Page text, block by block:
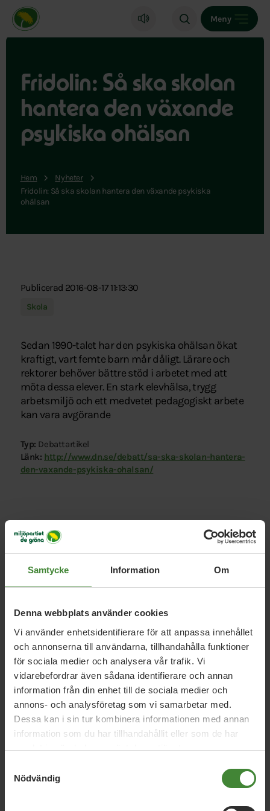
Samtycke Information Om
Denna webbplats använder cookies
Vi använder enhetsidentifierare för att anpassa innehållet
och annonserna till användarna, tillhandahålla funktioner
för sociala medier och analysera vår trafik. Vi
vidarebefordrar även sådana identifierare och annan
information från din enhet till de sociala medier och
annons- och analysföretag som vi samarbetar med.
Dessa kan i sin tur kombinera informationen med annan
information som du har tillhandahållit eller som de har
samlat in när du har använt deras tjänster.
Nödvändig
Miljöpartiet de gröna, startsida
Meny
Fridolin: Så ska skolan
hantera den växande
psykiska ohälsan
Hem
Nyheter
Fridolin: Så ska skolan hantera den växande psykiska
ohälsan
Publicerad 2016-08-17 11:13:30
Skola
Sedan 1990-talet har den psykiska ohälsan ökat
kraftigt, vart femte barn mår dåligt. Lärare och
rektorer behöver bättre stöd i arbetet med att
möta dessa elever. En stark elevhälsa, trygg
arbetsmiljö och ett medvetet pedagogiskt arbete
kan vara avgörande
Typ: Debattartikel
Länk: http://www.dn.se/debatt/sa-ska-skolan-hantera-
den-vaxande-psykiska-ohalsan/
Relaterade nyheter
9 januari 2026
Regeringens friskoleförslag räcker inte –
Miljöpartiet kräver vinstförbud
Debatt: Vinstutdelande aktiebolag hör